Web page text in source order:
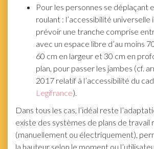
Pour les personnes se déplaçant
roulant : l’accessibilité universelle
prévoir une tranche comprise
avec un espace libre d’au moins
60 cm en largeur et 30 cm en
plan, pour passer les jambes (cf.
2017 relatif à l’accessibilité du
Legifrance).
Dans tous les cas, l’idéal reste
existe des systèmes de plans de travail
(manuellement ou électriquement),
la hauteur selon le moment ou